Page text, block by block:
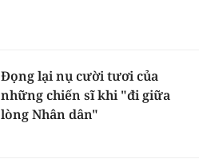
Đọng lại nụ cười tươi của
những chiến sĩ khi "đi giữa
lòng Nhân dân"